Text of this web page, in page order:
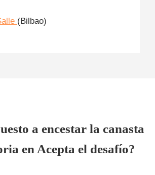
(Bilbao)
a encestar la canasta
en Acepta el desafío?